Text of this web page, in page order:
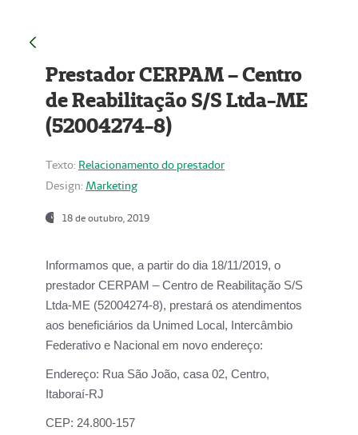
Prestador CERPAM – Centro
de Reabilitação S/S Ltda-ME
(52004274-8)
Texto: Relacionamento do prestador
Design: Marketing
18 de outubro, 2019
Informamos que, a partir do dia 18/11/2019, o
prestador CERPAM – Centro de Reabilitação S/S
Ltda-ME (52004274-8), prestará os atendimentos
aos beneficiários da Unimed Local, Intercâmbio
Federativo e Nacional em novo endereço:
Endereço: Rua São João, casa 02, Centro,
Itaboraí-RJ
CEP: 24.800-157